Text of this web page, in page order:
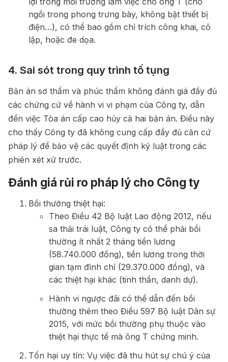
ngồi trong phong trưng bày, không bật thiết bị
điện…), có thể bao gồm chỉ trích công khai, cô
lập, hoặc đe dọa.
4. Sai sót trong quy trình tố tụng
Bản án sơ thẩm và phúc thẩm không đánh giá đầy đủ
các chứng cứ về hành vi vi phạm của Công ty, dẫn
đến việc Tòa án cấp cao hủy cả hai bản án. Điều này
cho thấy Công ty đã không cung cấp đầy đủ căn cứ
pháp lý để bảo vệ các quyết định kỷ luật trong các
phiên xét xử trước.
Đánh giá rủi ro pháp lý cho Công ty
Bồi thường thiệt hại:
Theo Điều 42 Bộ luật Lao động 2012, nếu
sa thải trái luật, Công ty có thể phải bồi
thường ít nhất 2 tháng tiền lương
(58.740.000 đồng), tiền lương trong thời
gian tạm đình chỉ (29.370.000 đồng), và
các thiệt hại khác (tinh thần, danh dự).
Hành vi ngược đãi có thể dẫn đến bồi
thường thêm theo Điều 597 Bộ luật Dân sự
2015, với mức bồi thường phụ thuộc vào
thiệt hại thực tế mà ông T chứng minh.
Tổn hại uy tín: Vụ việc đã thu hút sự chú ý của